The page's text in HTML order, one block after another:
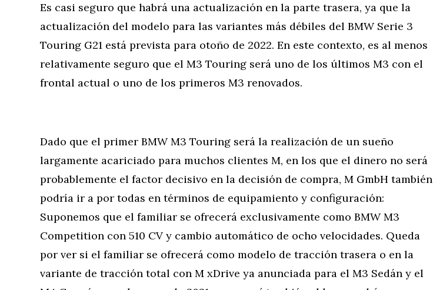
Es casi seguro que habrá una actualización en la parte trasera, ya que la
actualización del modelo para las variantes más débiles del BMW Serie 3
Touring G21 está prevista para otoño de 2022. En este contexto, es al menos
relativamente seguro que el M3 Touring será uno de los últimos M3 con el
frontal actual o uno de los primeros M3 renovados.
Dado que el primer BMW M3 Touring será la realización de un sueño
largamente acariciado para muchos clientes M, en los que el dinero no será
probablemente el factor decisivo en la decisión de compra, M GmbH también
podría ir a por todas en términos de equipamiento y configuración:
Suponemos que el familiar se ofrecerá exclusivamente como BMW M3
Competition con 510 CV y cambio automático de ocho velocidades. Queda
por ver si el familiar se ofrecerá como modelo de tracción trasera o en la
variante de tracción total con M xDrive ya anunciada para el M3 Sedán y el